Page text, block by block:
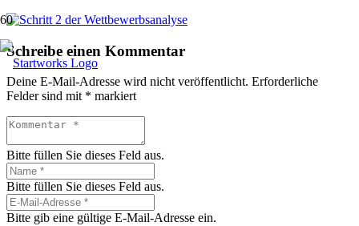
Schreibe einen Kommentar
Deine E-Mail-Adresse wird nicht veröffentlicht. Erforderliche
Felder sind mit * markiert
Bitte füllen Sie dieses Feld aus.
Bitte füllen Sie dieses Feld aus.
Bitte gib eine gültige E-Mail-Adresse ein.